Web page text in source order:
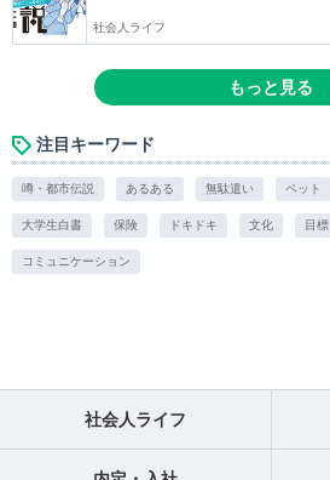
社会人ライフ
もっと見る
注目キーワード
噂・都市伝説 あるある 無駄遣い ペット
大学生白書 保険 ドキドキ 文化 目標
コミュニケーション
社会人ライフ